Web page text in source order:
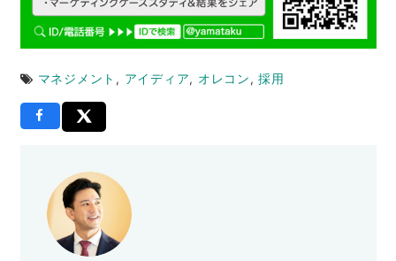
マネジメント , アイディア, オレコン,採用